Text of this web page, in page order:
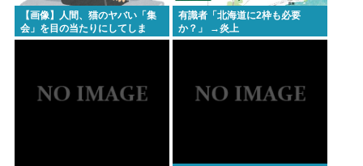
【画像】人間、猫のヤバい「集
会」を目の当たりにしてしま
う・・・・・
有識者「北海道に2枠も必要
か？」 →炎上